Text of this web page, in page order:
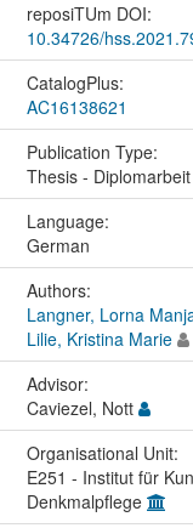
reposiTUm DOI:
10.34726/
CatalogPlus:
AC16138621
Publication Type:
Thesis - Diplomarbeit
Language:
German
Authors:
Langner, Lorna
Lilie, Kristina Marie
Advisor:
Caviezel, Nott
Organisational Unit:
E251 - Institut für
Denkmalpflege